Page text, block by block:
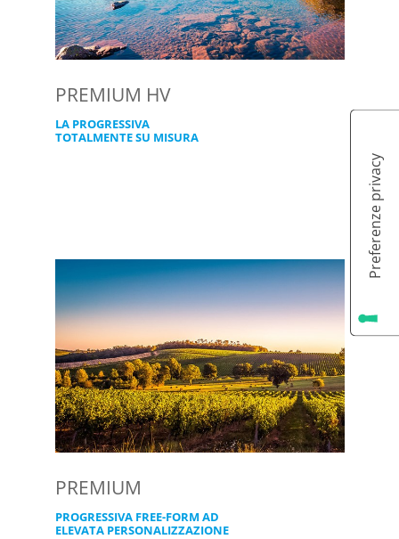
PREMIUM HV
LA PROGRESSIVA
TOTALMENTE SU MISURA
PREMIUM
PROGRESSIVA FREE-FORM AD
ELEVATA PERSONALIZZAZIONE